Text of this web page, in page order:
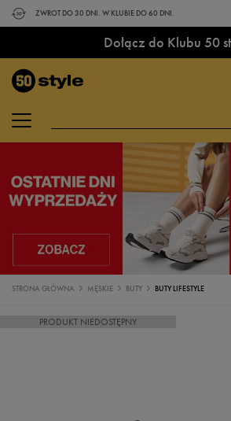
ZWROT DO 30 DNI. W KLUBIE DO 60 DNI.
Dołącz do Klubu 50
STRONA GŁÓWNA MĘSKIE BUTY BUTY LIFESTYLE
PRODUKT NIEDOSTĘPNY